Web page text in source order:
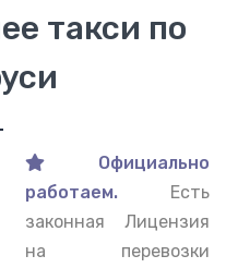
такси по
Официально
работаем.
Есть
законная Лицензия
на перевозки